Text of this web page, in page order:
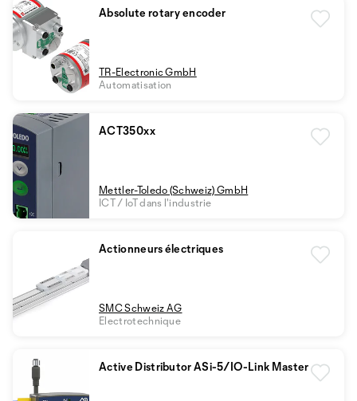
Absolute rotary encoder
TR-Electronic GmbH
Automatisation
ACT350xx
Mettler-Toledo (Schweiz) GmbH
ICT / IoT dans l'industrie
Actionneurs électriques
SMC Schweiz AG
Electrotechnique
Active Distributor ASi-5/IO-Link Master